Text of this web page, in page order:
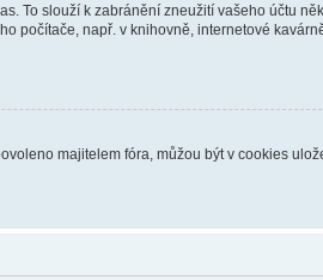
To slouží k zabránění zneužití vašeho účtu
počítače, např. v knihovně, internetové
majitelem fóra, můžou být v cookies